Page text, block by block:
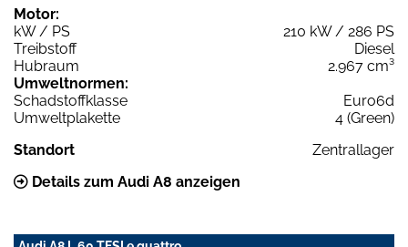
Motor:
kW / PS
210 kW / 286 PS
Treibstoff
Diesel
Hubraum
2.967 cm³
Umweltnormen:
Schadstoffklasse
Euro6d
Umweltplakette
4 (Green)
Standort
Zentrallager
Details zum Audi A8 anzeigen